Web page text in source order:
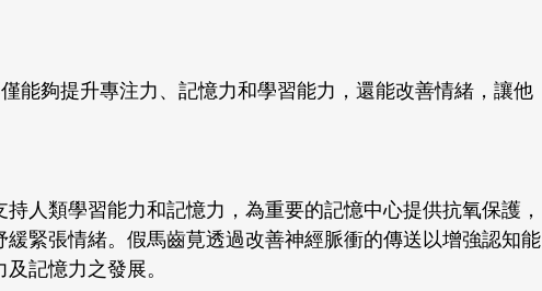
能夠提升專注力、記憶力和學習能力，還能改善情緒，讓他
人類學習能力和記憶力，為重要的記憶中心提供抗氧保護，
緊張情緒。假馬齒莧透過改善神經脈衝的傳送以增強認知能
記憶力之發展。